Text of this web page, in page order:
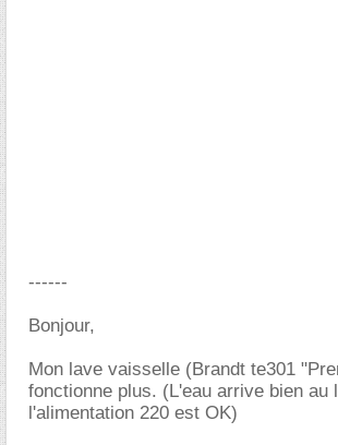
------
Bonjour,
Mon lave vaisselle (Brandt te301
fonctionne plus. (L'eau arrive bien au
l'alimentation 220 est OK)